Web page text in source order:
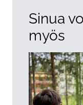
Sinua
myös